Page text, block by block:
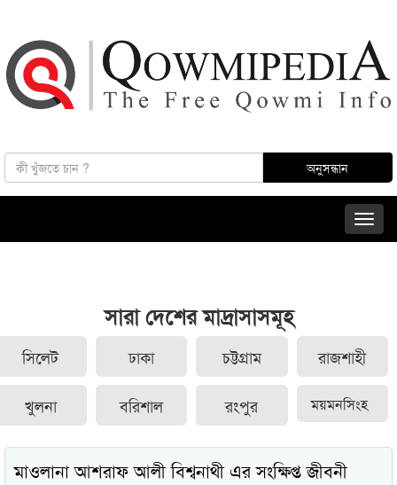
সারা দেশের মাদ্রাসাসমূহ
সিলেট ঢাকা চট্টগ্রাম রাজশাহী
খুলনা বরিশাল রংপুর ময়মনসিংহ
মাওলানা আশরাফ আলী বিশ্বনাথী এর সংক্ষিপ্ত জীবনী